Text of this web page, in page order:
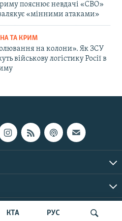
КТА РУС
пояснює невдачі «СВО»
«мінними атаками»
ТА КРИМ
на колони». Як ЗСУ
військову логістику Росії в
2026 | Усі права застережено.